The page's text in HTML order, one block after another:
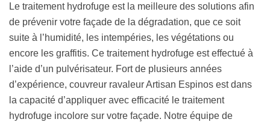
Le traitement hydrofuge est la meilleure des solutions afin
de prévenir votre façade de la dégradation, que ce soit
suite à l’humidité, les intempéries, les végétations ou
encore les graffitis. Ce traitement hydrofuge est effectué à
l’aide d’un pulvérisateur. Fort de plusieurs années
d’expérience, couvreur ravaleur Artisan Espinos est dans
la capacité d’appliquer avec efficacité le traitement
hydrofuge incolore sur votre façade. Notre équipe de